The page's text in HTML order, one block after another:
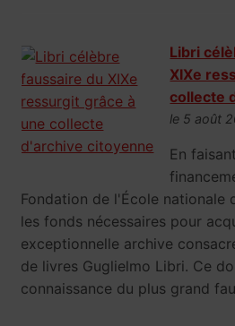
Libri
XIXe
collecte
le 5 août
En
Fondation de l'École nationale
les fonds nécessaires pour
exceptionnelle archive
de livres Guglielmo Libri. Ce
connaissance du plus grand